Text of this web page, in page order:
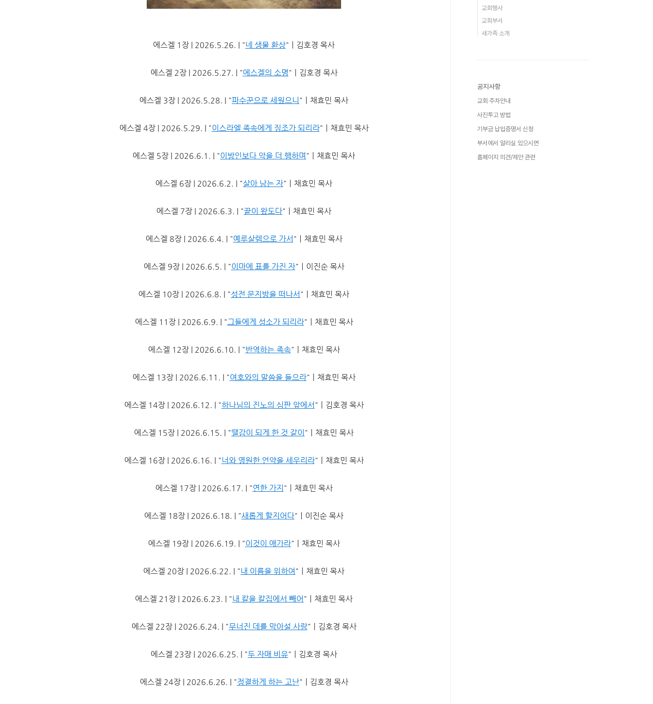
에스겔 1장 | 2026.5.26. | "네 생물 환상"ㅣ김호경 목사
에스겔 2장 | 2026.5.27. | "에스겔의 소명"ㅣ김호경 목사
에스겔 3장 | 2026.5.28. | "파수꾼으로 세웠으니 "ㅣ채효민 목사
에스겔 4장 | 2026.5.29. | "이스라엘 족속에게 징조가 되리라"ㅣ채효민 목사
에스겔 5장 | 2026.6.1. | "이방인보다 악을 더 행하며 "ㅣ채효민 목사
에스겔 6장 | 2026.6.2. | "살아 남는 자"ㅣ채효민 목사
에스겔 7장 | 2026.6.3. | "끝이 왔도다"ㅣ채효민 목사
에스겔 8장 | 2026.6.4. | "예루살렘으로 가서 "ㅣ채효민 목사
에스겔 9장 | 2026.6.5. | "이마에 표를 가진 자"ㅣ이진순 목사
에스겔 10장 | 2026.6.8. | "성전 문지방을 떠나서 "ㅣ채효민 목사
에스겔 11장 | 2026.6.9. | "그들에게 성소가 되리라"ㅣ채효민 목사
에스겔 12장 | 2026.6.10. | "반역하는 족속"ㅣ채효민 목사
에스겔 13장 | 2026.6.11. | "여호와의 말씀을 들으라"ㅣ채효민 목사
에스겔 14장 | 2026.6.12. | "하나님의 진노의 심판 앞에서 "ㅣ김호경 목사
에스겔 15장 | 2026.6.15. | "땔감이 되게 한 것 같이 "ㅣ채효민 목사
에스겔 16장 | 2026.6.16. | "너와 영원한 언약을 세우리라"ㅣ채효민 목사
에스겔 17장 | 2026.6.17. | "연한 가지 "ㅣ채효민 목사
에스겔 18장 | 2026.6.18. | "새롭게 할지어다"ㅣ이진순 목사
에스겔 19장 | 2026.6.19. | "이것이 애가라"ㅣ채효민 목사
에스겔 20장 | 2026.6.22. | "내 이름을 위하여 "ㅣ채효민 목사
에스겔 21장 | 2026.6.23. | "내 칼을 칼집에서 빼어 "ㅣ채효민 목사
에스겔 22장 | 2026.6.24. | "무너진 데를 막아설 사람"ㅣ김호경 목사
에스겔 23장 | 2026.6.25. | "두 자매 비유"ㅣ김호경 목사
에스겔 24장 | 2026.6.26. | "정결하게 하는 고난"ㅣ김호경 목사
교회행사
교회부서
새가족 소개
공지사항
교회 주차안내
사진투고 방법
기부금 납입증명서 신청
부서에서 알리실 있으시면
홈페이지 의견/제안 관련